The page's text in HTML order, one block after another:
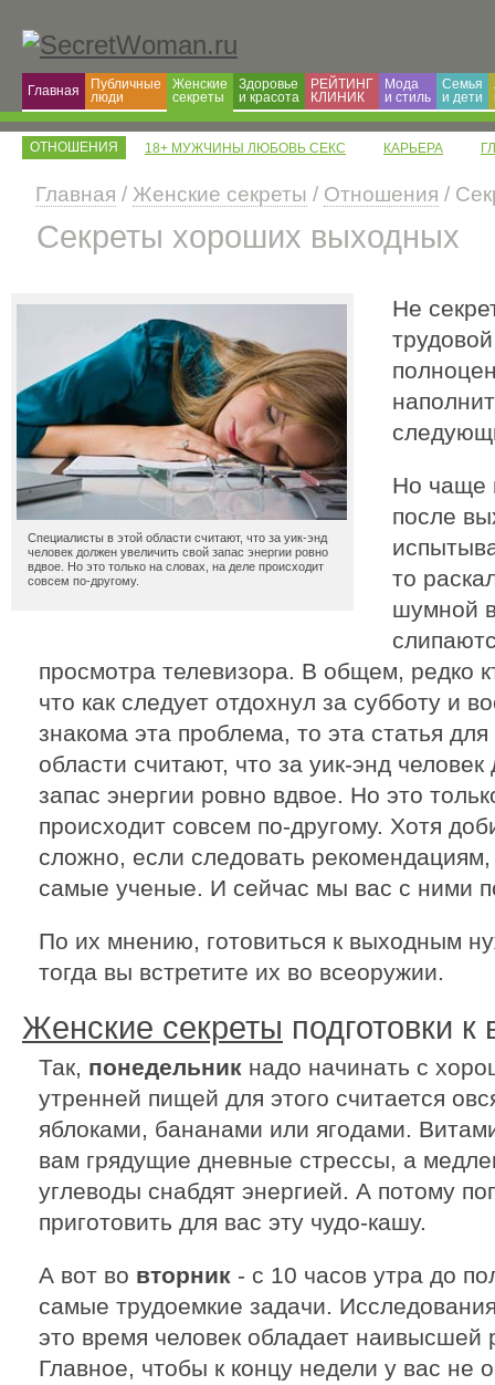
Главная
Публичные
люди
Женские
секреты
Здоровье
и красота
РЕЙТИНГ
КЛИНИК
Мода
и cтиль
Семья
и дети
ОТНОШЕНИЯ 18+ МУЖЧИНЫ ЛЮБОВЬ СЕКС КАРЬЕРА
Главная / Женские секреты / Отношения /
Секреты хороших выходных
Специалисты в этой области считают, что за уик-энд
человек должен увеличить свой запас энергии ровно
вдвое. Но это только на словах, на деле происходит
совсем по-другому.
Не
Но чаще
после
то
шумной
просмотра телевизора. В общем, редко
что как следует отдохнул за субботу и
знакома эта проблема, то эта статья
области считают, что за уик-энд
запас энергии ровно вдвое. Но это
происходит совсем по-другому. Хотя
сложно, если следовать
самые ученые. И сейчас мы вас с ними
По их мнению, готовиться к выходным
тогда вы встретите их во всеоружии.
Женские секреты подготовки
Так, понедельник надо начинать с
утренней пищей для этого считается
яблоками, бананами или ягодами.
вам грядущие дневные стрессы, а
углеводы снабдят энергией. А потому
приготовить для вас эту чудо-кашу.
А вот во вторник - с 10 часов утра до
самые трудоемкие задачи.
это время человек обладает наивысшей
Главное, чтобы к концу недели у вас не